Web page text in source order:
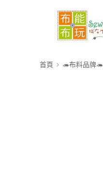
首頁 🦔布料品牌🦔